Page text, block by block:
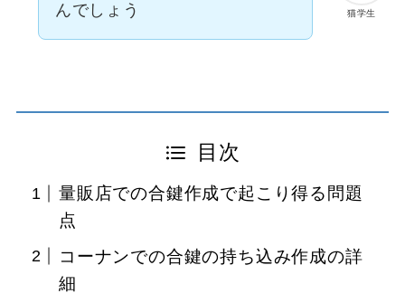
猫学生
んでしょう
目次
量販店での合鍵作成で起こり得る問題
点
コーナンでの合鍵の持ち込み作成の詳
細